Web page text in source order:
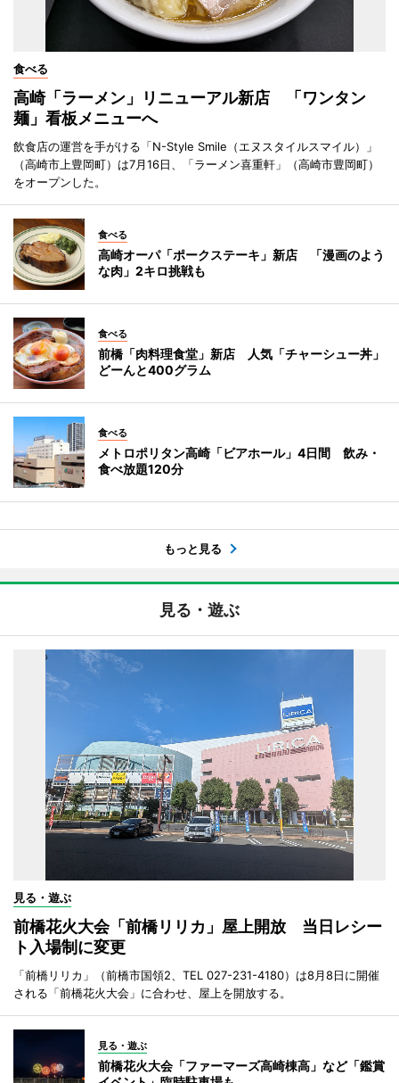
食べる
高崎「ラーメン」リニューアル新店 「ワンタン
麺」看板メニューへ
飲食店の運営を手がける「N-Style Smile（エヌスタイルスマイル）」
（高崎市上豊岡町）は7月16日、「ラーメン喜重軒」（高崎市豊岡町）
をオープンした。
食べる
高崎オーパ「ポークステーキ」新店 「漫画のよう
な肉」2キロ挑戦も
食べる
前橋「肉料理食堂」新店 人気「チャーシュー丼」
どーんと400グラム
食べる
メトロポリタン高崎「ビアホール」4日間 飲み・
食べ放題120分
もっと見る
見る・遊ぶ
見る・遊ぶ
前橋花火大会「前橋リリカ」屋上開放 当日レシー
ト入場制に変更
「前橋リリカ」（前橋市国領2、TEL 027-231-4180）は8月8日に開催
される「前橋花火大会」に合わせ、屋上を開放する。
見る・遊ぶ
前橋花火大会「ファーマーズ高崎棟高」など「鑑賞